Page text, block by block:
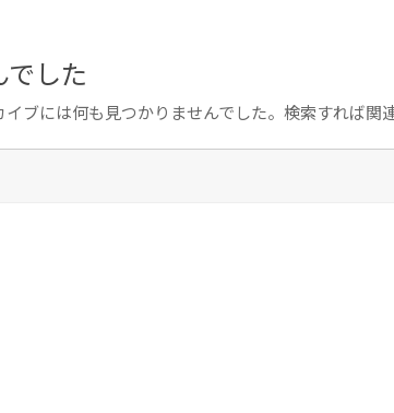
でした
ブには何も見つかりませんでした。検索すれば関